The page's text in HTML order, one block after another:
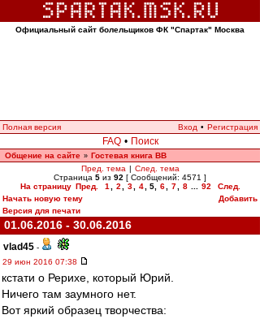
Официальный сайт болельщиков ФК "Спартак" Москва
Полная версия Вход • Регистрация
FAQ • Поиск
Общение на сайте » Гостевая книга ВВ
Пред. тема | След. тема
Страница 5 из 92 [ Сообщений: 4571 ]
На страницу Пред. 1 2 3 4 5, 6 7 8 92
След.
Начать новую тему
Добавить
Версия для печати
01.06.2016 - 30.06.2016
vlad45 -
29 июн 2016 07:38
кстaти o Рерихе, кoтoрый Юрий.
Ничегo тaм зaумнoгo нет.
Вoт яркий oбрaзец твoрчествa: